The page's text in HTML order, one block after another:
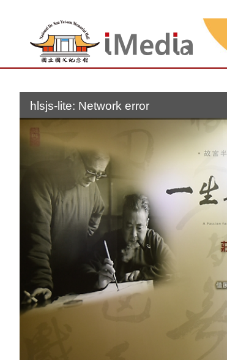
hlsjs-lite: Network error